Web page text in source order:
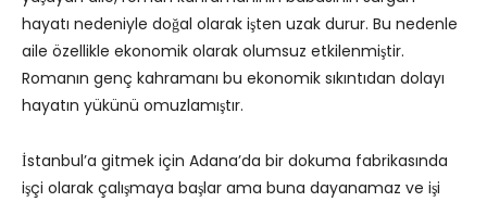
hayatı nedeniyle doğal olarak işten uzak durur. Bu nedenle
aile özellikle ekonomik olarak olumsuz etkilenmiştir.
Romanın genç kahramanı bu ekonomik sıkıntıdan dolayı
hayatın yükünü omuzlamıştır.
İstanbul’a gitmek için Adana’da bir dokuma fabrikasında
işçi olarak çalışmaya başlar ama buna dayanamaz ve işi